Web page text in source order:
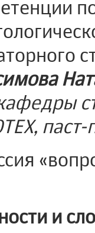
паст-
и